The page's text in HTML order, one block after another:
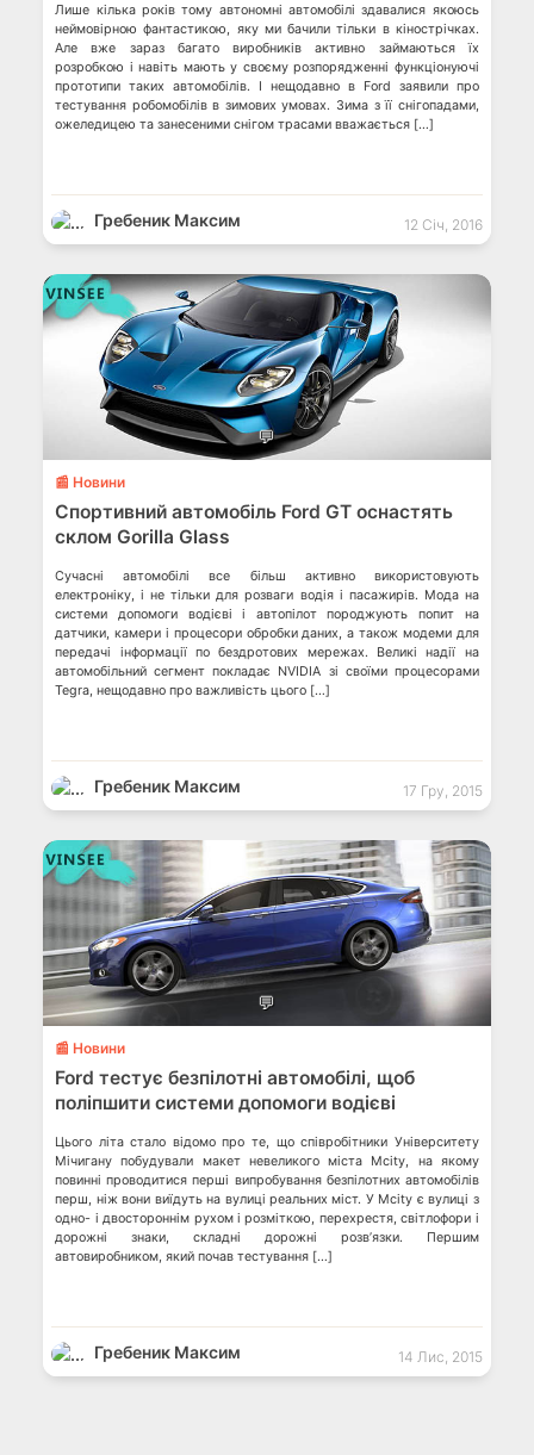
Лише кілька років тому автономні автомобілі здавалися якоюсь
неймовірною фантастикою, яку ми бачили тільки в кінострічках.
Але вже зараз багато виробників активно займаються їх
розробкою і навіть мають у своєму розпорядженні функціонуючі
прототипи таких автомобілів. І нещодавно в Ford заявили про
тестування робомобілів в зимових умовах. Зима з її снігопадами,
ожеледицею та занесеними снігом трасами вважається […]
Гребеник Максим 12 Січ, 2016
💬
📰 Новини
Спортивний автомобіль Ford GT оснастять
склом Gorilla Glass
Сучасні автомобілі все більш активно використовують
електроніку, і не тільки для розваги водія і пасажирів. Мода на
системи допомоги водієві і автопілот породжують попит на
датчики, камери і процесори обробки даних, а також модеми для
передачі інформації по бездротових мережах. Великі надії на
автомобільний сегмент покладає NVIDIA зі своїми процесорами
Tegra, нещодавно про важливість цього […]
Гребеник Максим 17 Гру, 2015
💬
📰 Новини
Ford тестує безпілотні автомобілі, щоб
поліпшити системи допомоги водієві
Цього літа стало відомо про те, що співробітники Університету
Мічигану побудували макет невеликого міста Mcity, на якому
повинні проводитися перші випробування безпілотних автомобілів
перш, ніж вони виїдуть на вулиці реальних міст. У Mcity є вулиці з
одно- і двостороннім рухом і розміткою, перехрестя, світлофори і
дорожні знаки, складні дорожні розв’язки. Першим
автовиробником, який почав тестування […]
Гребеник Максим 14 Лис, 2015